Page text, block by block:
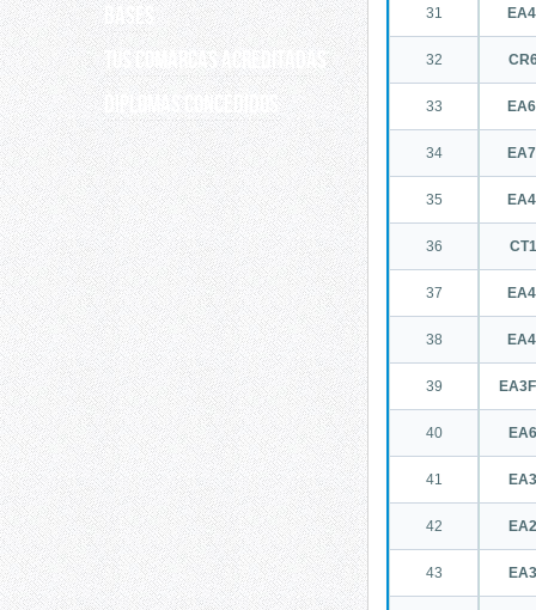
Bases
Tus comarcas acreditadas
DIPLOMAS CONCEDIDOS
31
32
33
34
35
36
37
38
39
40
41
42
43